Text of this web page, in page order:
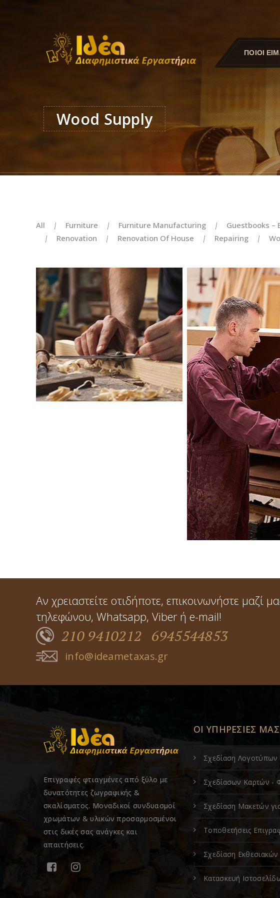
ΠΟΙΟΙ
Wood Supply
All Furniture Furniture Manufacturing Guestbooks –
Renovation
Renovation Of House Repairing
KITCHKEN RENOVATION
KITCHKEN
Αν χρειαστείτε οτιδήποτε, επικοινωνήστε μαζί
τηλεφώνου, Whatsapp, Viber ή e-mail!
210 9410212 6945544853
info@ideametaxas.gr
Επιγραφές φτιαγμένες από ξύλο με
δυνατότητες ζωγραφικής &
σκαλίσματος. Μοναδικοί συνδυασμοί
χρωμάτων & υλικών προσαρμοσμένοι
στις δικές σας ανάγκες και
απαιτήσεις.
ΟΙ ΥΠΗΡΕΣΙΕΣ ΜΑΣ
Σχεδίαση Λογοτύπων
Σχεδίασων Καρτών -
Σχεδίαση Μακετών
Τοποθετήσεις
Σχεδίαση
Κατασκευή